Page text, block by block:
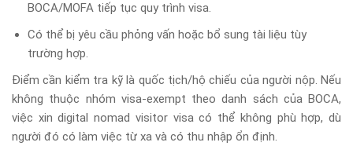
BOCA/MOFA tiếp tục quy trình visa.
Có thể bị yêu cầu phỏng vấn hoặc bổ sung tài liệu tùy
trường hợp.
Điểm cần kiểm tra kỹ là quốc tịch/hộ chiếu của người nộp. Nếu
không thuộc nhóm visa-exempt theo danh sách của BOCA,
việc xin digital nomad visitor visa có thể không phù hợp, dù
người đó có làm việc từ xa và có thu nhập ổn định.